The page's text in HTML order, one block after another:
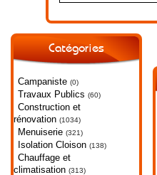
Catégories
Campaniste (0)
Travaux Publics (60)
Construction et
rénovation (1034)
Menuiserie (321)
Isolation Cloison (138)
Chauffage et
climatisation (313)